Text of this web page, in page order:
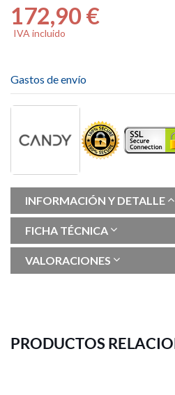
172,90 €
IVA incluido
Gastos de envío
INFORMACIÓN Y DETALLE
FICHA TÉCNICA
VALORACIONES
PRODUCTOS